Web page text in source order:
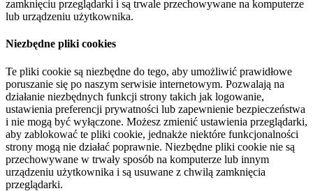
zamknięciu przeglądarki i są trwale przechowywane na komputerze
lub urządzeniu użytkownika.
Niezbędne pliki cookies
Te pliki cookie są niezbędne do tego, aby umożliwić prawidłowe
poruszanie się po naszym serwisie internetowym. Pozwalają na
działanie niezbędnych funkcji strony takich jak logowanie,
ustawienia preferencji prywatności lub zapewnienie bezpieczeństwa
i nie mogą być wyłączone. Możesz zmienić ustawienia przeglądarki,
aby zablokować te pliki cookie, jednakże niektóre funkcjonalności
strony mogą nie działać poprawnie. Niezbędne pliki cookie nie są
przechowywane w trwały sposób na komputerze lub innym
urządzeniu użytkownika i są usuwane z chwilą zamknięcia
przeglądarki.